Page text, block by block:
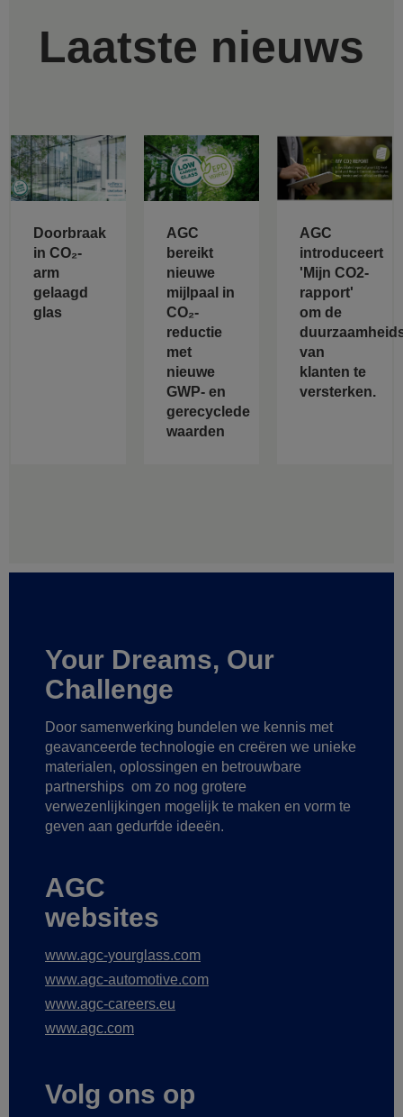
Laatste nieuws
Doorbraak
in CO₂-
arm
gelaagd
glas
AGC
bereikt
nieuwe
mijlpaal in
CO₂-
reductie
met
nieuwe
GWP- en
gerecyclede
waarden
AGC
introduceert
'Mijn CO2-
rapport'
om de
van
klanten te
versterken.
Your Dreams, Our
Challenge
Door samenwerking bundelen we kennis met
geavanceerde technologie en creëren we unieke
materialen, oplossingen en betrouwbare
partnerships om zo nog grotere
verwezenlijkingen mogelijk te maken en vorm te
geven aan gedurfde ideeën.
AGC
websites
www.agc-yourglass.com
www.agc-automotive.com
www.agc-careers.eu
www.agc.com
Volg ons op